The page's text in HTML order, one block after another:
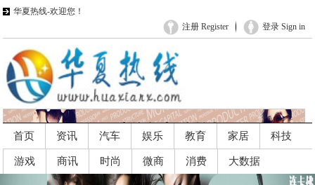
华夏热线-欢迎您！
登录 Sign in
注册 Register
首页 资讯 汽车 娱乐 教育 家居 科技
游戏 商讯 时尚 微商 消费 大数据